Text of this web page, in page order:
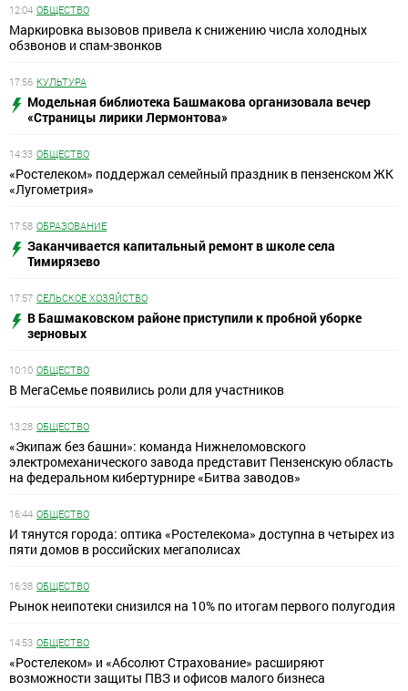
12:04 ОБЩЕСТВО
Маркировка вызовов привела к снижению числа холодных
обзвонов и спам-звонков
17:56 КУЛЬТУРА
Модельная библиотека Башмакова организовала вечер
«Страницы лирики Лермонтова»
14:33 ОБЩЕСТВО
«Ростелеком» поддержал семейный праздник в пензенском ЖК
«Лугометрия»
17:58 ОБРАЗОВАНИЕ
Заканчивается капитальный ремонт в школе села
Тимирязево
17:57 СЕЛЬСКОЕ ХОЗЯЙСТВО
В Башмаковском районе приступили к пробной уборке
зерновых
10:10 ОБЩЕСТВО
В МегаСемье появились роли для участников
13:28 ОБЩЕСТВО
«Экипаж без башни»: команда Нижнеломовского
электромеханического завода представит Пензенскую область
на федеральном кибертурнире «Битва заводов»
16:44 ОБЩЕСТВО
И тянутся города: оптика «Ростелекома» доступна в четырех из
пяти домов в российских мегаполисах
16:38 ОБЩЕСТВО
Рынок неипотеки снизился на 10% по итогам первого полугодия
14:53 ОБЩЕСТВО
«Ростелеком» и «Абсолют Страхование» расширяют
возможности защиты ПВЗ и офисов малого бизнеса